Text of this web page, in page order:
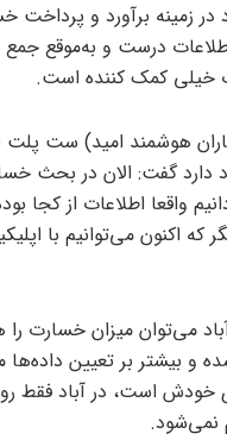
در زمینه برآورد و
درست و به‌موقع
خیلی کمک کننده است.
هوشمند امید) ست پلت
گفت: الان در بحث
واقعا اطلاعات از کجا
که اکنون می‌توانیم با
می‌توان میزان خسارت
و بیشتر بر تعیین
است، در آباد فقط روی
نمی‌شود.